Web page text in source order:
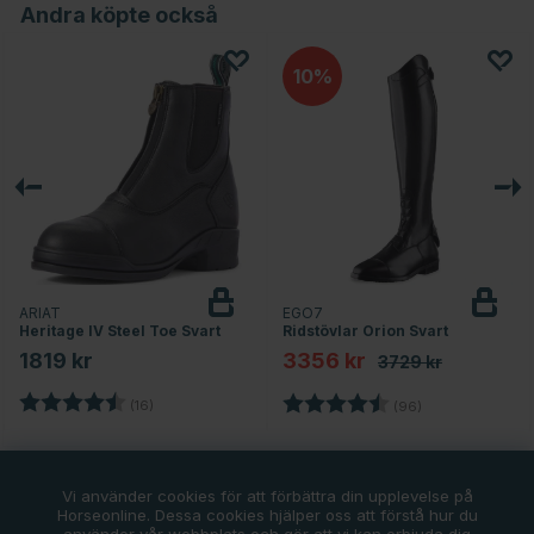
Andra köpte också
ARIAT
Heritage IV Steel Toe Svart
1819 kr
Betyg: (16)
10
EGO7
Ridstövlar Orion Svart
3356 kr 3729 kr
Betyg: (96)
Vi använder cookies för att förbättra din upplevelse på
Horseonline. Dessa cookies hjälper oss att förstå hur du